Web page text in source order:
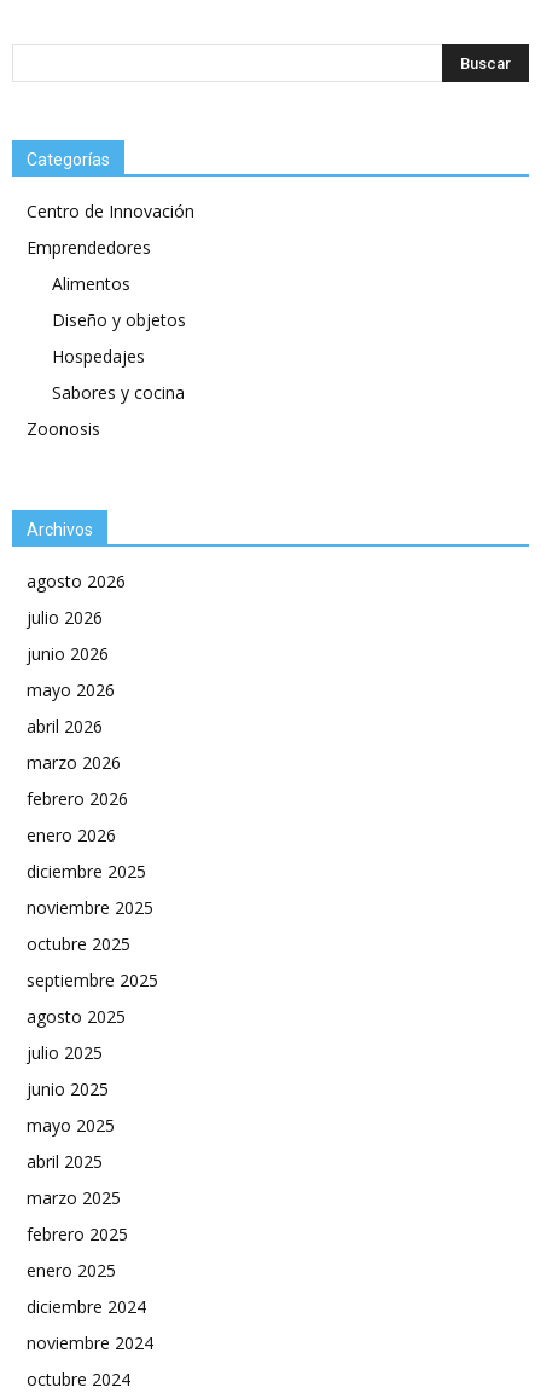
Categorías
Centro de Innovación
Emprendedores
Alimentos
Diseño y objetos
Hospedajes
Sabores y cocina
Zoonosis
Archivos
agosto 2026
julio 2026
junio 2026
mayo 2026
abril 2026
marzo 2026
febrero 2026
enero 2026
diciembre 2025
noviembre 2025
octubre 2025
septiembre 2025
agosto 2025
julio 2025
junio 2025
mayo 2025
abril 2025
marzo 2025
febrero 2025
enero 2025
diciembre 2024
noviembre 2024
octubre 2024